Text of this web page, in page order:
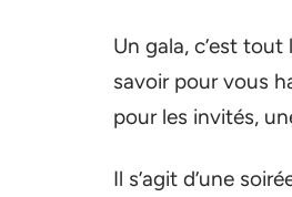
Un gala, c’est
savoir pour vous
pour les invités,
Il s’agit d’une